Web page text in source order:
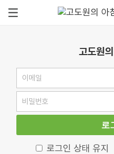
고도원
로
로그인 상태 유지